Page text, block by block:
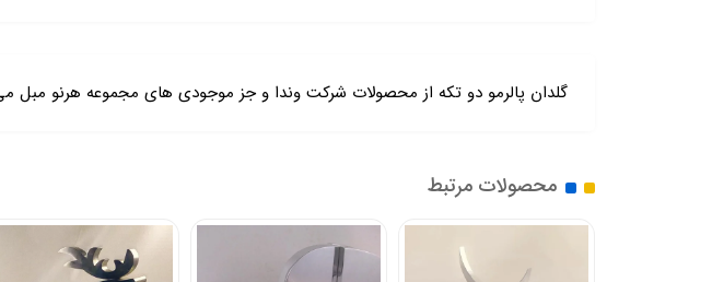
گلدان پالرمو دو تکه از محصولات شرکت وندا و جز موجودی های مجموعه هرنو
محصولات مرتبط